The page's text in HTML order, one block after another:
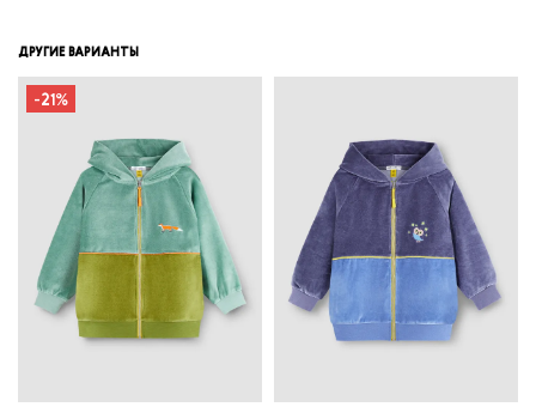
ДРУГИЕ ВАРИАНТЫ
-21%